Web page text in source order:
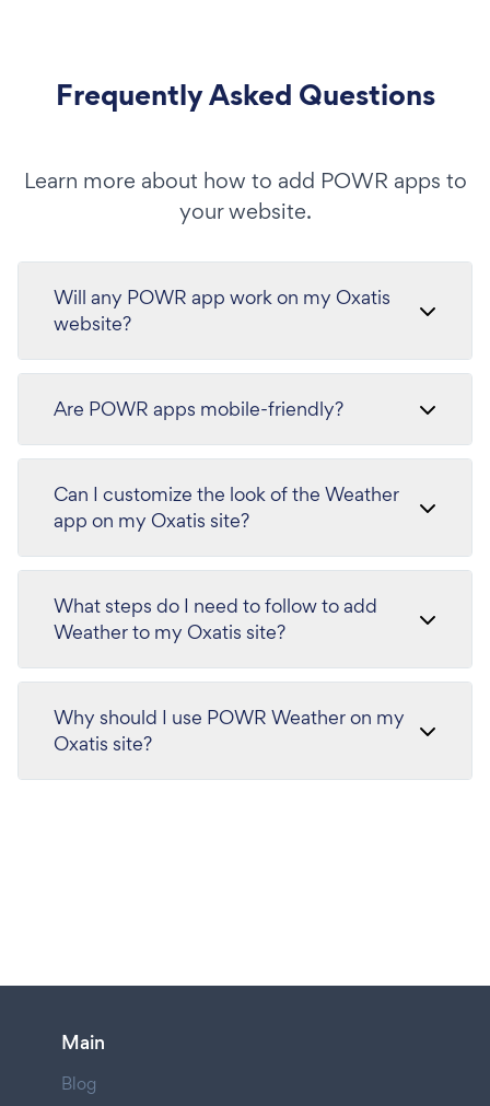
Frequently Asked Questions
Learn more about how to add POWR apps to
your website.
Will any POWR app work on my Oxatis
website?
Are POWR apps mobile-friendly?
Can I customize the look of the Weather
app on my Oxatis site?
What steps do I need to follow to add
Weather to my Oxatis site?
Why should I use POWR Weather on my
Oxatis site?
Main
Blog